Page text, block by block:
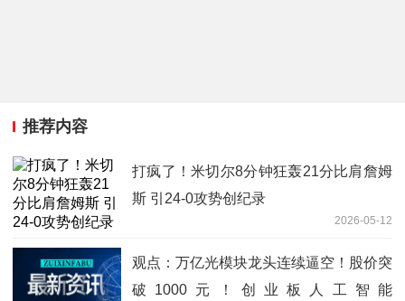
推荐内容
打疯了！米切尔8分钟狂轰21分比肩詹姆
斯 引24-0攻势创纪录
2026-05-12
观点：万亿光模块龙头连续逼空！股价突
破1000元！创业板人工智能